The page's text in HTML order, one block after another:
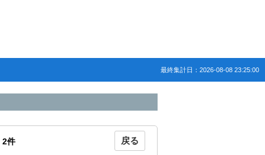
最終集計日：2026-08-08 23:25:00
2件 戻る